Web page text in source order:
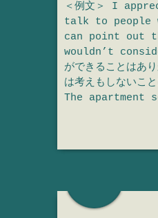
＜例文＞ I
talk to people
can point out
wouldn’t
ができることはあ
は考えもしないこ
The apartment